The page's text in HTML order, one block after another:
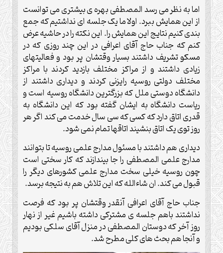
اما به نظر می رسد المصطفی بهره ی بیشتری می توانست
از این همایش ببرد. اولا ما یک جلسه ای نداشتیم که جمع
بندی کنیم نتایج این همایش را. این نکته را در حاشیه عرض
کنم که جناب حاج آقای اعرافی در این چند روزی که در
مسکو تشریف داشتند بسیار وقتشان پر بود و فعالیتهای
زیادی داشتند و از مراکز مختلف بازدید کردند با مراکز
مختلف دولتی روسیه رایزنی کردند و دیداری داشتند از
دانشگاه دوستی ملل که بزرگترین دانشگاه روسیه است و
ریاست دانشگاه به ایشان گفته بود که این دانشگاه به
قدری اتاق دارد که کسی که سی سال خدمت می کند اگر هر
روز توی یک اتاق بنشیند اتاقها تمام نمی شود.
دیداری هم داشتند با مسئول مدارج علمی روسیه تا بتوانند
مدارج علمی المصطفی را جا بیندازند که کار سختی است
چون روسیه خیلی سخت مدارج علمی کشورهای دیگر را
قبول می کند. ان شاءالله که این تلاش هم به نتیجه برسد.
جناب حاج آقای اعرافی آنقدر وقتشان پر بود که فرصت
نداشتند باهم جلسه ی مشترکی داشته باشیم غیر از نهار
روز آخر که دوستان المصطفی در منزل آقای سلکی بودیم
و آنجا هم بحث های کلی مطرح شد.